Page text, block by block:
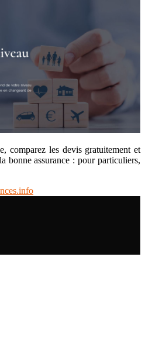
comparez les devis gratuitement et
bonne assurance : pour particuliers,